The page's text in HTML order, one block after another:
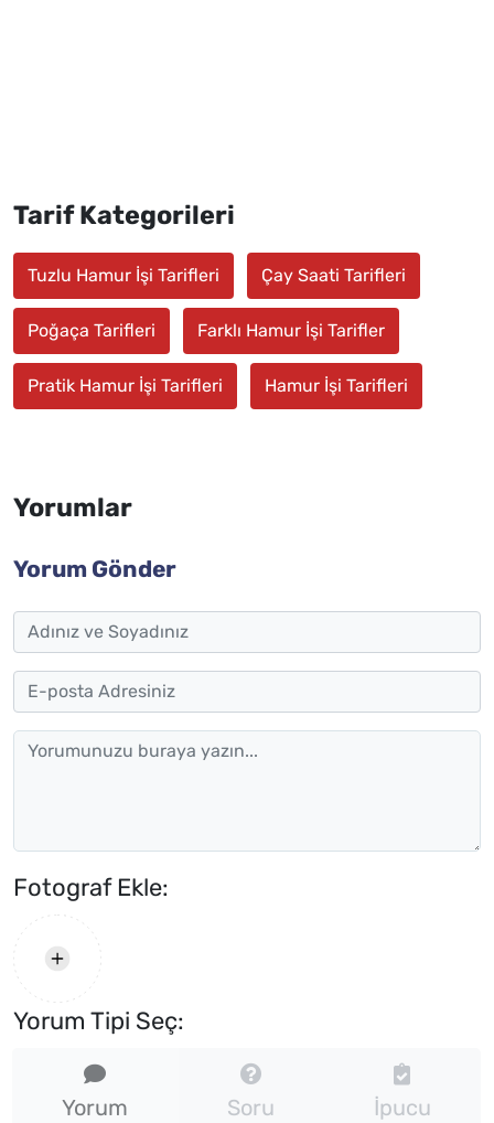
Tarif Kategorileri
Tuzlu Hamur İşi Tarifleri Çay Saati Tarifleri
Poğaça Tarifleri Farklı Hamur İşi Tarifler
Pratik Hamur İşi Tarifleri Hamur İşi Tarifleri
Yorumlar
Yorum Gönder
Fotograf Ekle:
Yorum Tipi Seç:
Yorum Soru İpucu